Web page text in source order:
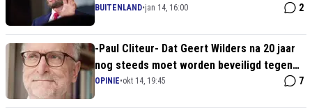
BUITENLAND•jan 14, 16:00 2
-Paul Cliteur- Dat Geert Wilders na 20 jaar
nog steeds moet worden beveiligd tegen
jihadistische terreurdreiging is een
OPINIE•okt 14, 19:45 7